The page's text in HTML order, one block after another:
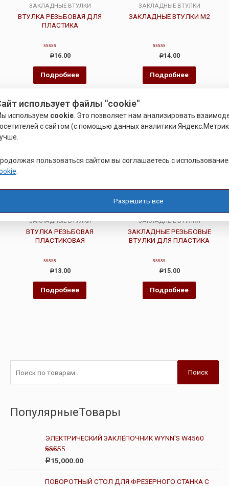
ЗАКЛАДНЫЕ ВТУЛКИ
ВТУЛКА РЕЗЬБОВАЯ ДЛЯ
ПЛАСТИКА
Оценка
из
5
Р16.00
Подробнее
ЗАКЛАДНЫЕ ВТУЛКИ
ЗАКЛАДНЫЕ ВТУЛКИ М2
Оценка
из
5
Р14.00
Подробнее
ЗАКЛАДНЫЕ ВТУЛКИ
ВТУЛКА РЕЗЬБОВАЯ
ПЛАСТИКОВАЯ
Оценка
из
5
Р13.00
Подробнее
ЗАКЛАДНЫЕ ВТУЛКИ
ЗАКЛАДНЫЕ РЕЗЬБОВЫЕ
ВТУЛКИ ДЛЯ ПЛАСТИКА
Оценка
из
5
Р15.00
Подробнее
Поиск
ПопулярныеТовары
ЭЛЕКТРИЧЕСКИЙ ЗАКЛЁПОЧНИК WYNN'S W4560
Оценка
из 5
Р15,000.00
ПОВОРОТНЫЙ СТОЛ ДЛЯ ФРЕЗЕРНОГО СТАНКА С
использует файлы "cookie"
используем cookie. Это позволяет нам анализировать
с сайтом (с помощью данных аналитики
пользоваться сайтом вы соглашаетесь с
Разрешить все